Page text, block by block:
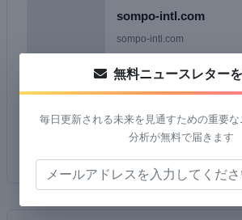
sompo-intl.com
sompo-intl.com
www.skadden.com
無料ニュースレター
毎日更新される未来を見通すための重要
分析が無料で届きます